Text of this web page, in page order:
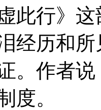
此行》
经历和
。作者
度。